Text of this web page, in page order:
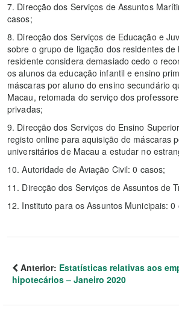
7. Direcção dos Serviços de Assuntos
casos;
8. Direcção dos Serviços de Educação e
sobre o grupo de ligação dos residentes de
residente considera demasiado cedo o
os alunos da educação infantil e ensino
máscaras por aluno do ensino secundário
Macau, retomada do serviço dos
privadas;
9. Direcção dos Serviços do Ensino
registo online para aquisição de máscaras
universitários de Macau a estudar no
10. Autoridade de Aviação Civil: 0 casos;
11. Direcção dos Serviços de Assuntos de
12. Instituto para os Assuntos Municipais: 0
Anterior: Estatísticas relativas aos
hipotecários – Janeiro 2020